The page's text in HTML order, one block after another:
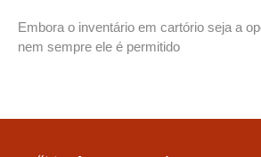
Embora o inventário em cartório seja a
nem sempre ele é permitido